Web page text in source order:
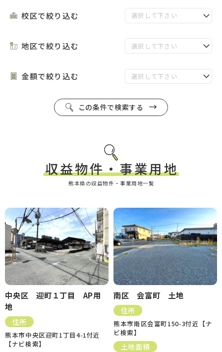
校区で絞り込む
地区で絞り込む
金額で絞り込む
この条件で検索する
収益物件・事業用地
熊本県の収益物件・事業用地一覧
中央区 迎町１丁目 AP用
地
住所
熊本市中央区迎町1丁目4-1付近
【ナビ検索】
南区 会富町 土地
住所
熊本市南区会富町150-3付近【ナ
ビ検索】
土地面積